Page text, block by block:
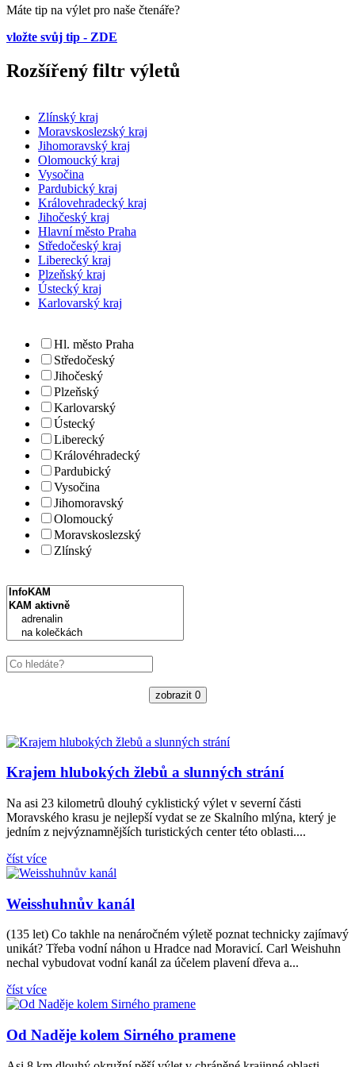
Máte tip na výlet pro naše čtenáře?
vložte svůj tip - ZDE
Rozšířený filtr výletů
Zlínský kraj
Moravskoslezský kraj
Jihomoravský kraj
Olomoucký kraj
Vysočina
Pardubický kraj
Královehradecký kraj
Jihočeský kraj
Hlavní město Praha
Středočeský kraj
Liberecký kraj
Plzeňský kraj
Ústecký kraj
Karlovarský kraj
Hl. město Praha
Středočeský
Jihočeský
Plzeňský
Karlovarský
Ústecký
Liberecký
Královéhradecký
Pardubický
Vysočina
Jihomoravský
Olomoucký
Moravskoslezský
Zlínský
zobrazit 0
Krajem hlubokých žlebů a slunných strání
Na asi 23 kilometrů dlouhý cyklistický výlet v severní části
Moravského krasu je nejlepší vydat se ze Skalního mlýna, který je
jedním z nejvýznamnějších turistických center této oblasti....
číst více
Weisshuhnův kanál
(135 let) Co takhle na nenáročném výletě poznat technicky zajímavý
unikát? Třeba vodní náhon u Hradce nad Moravicí. Carl Weishuhn
nechal vybudovat vodní kanál za účelem plavení dřeva a...
číst více
Od Naděje kolem Sirného pramene